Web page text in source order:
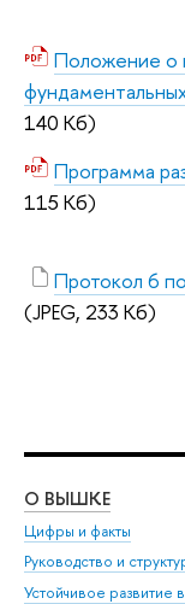
Положение о
140 Кб)
Программа
115 Кб)
Протокол 6
(JPEG, 233 Кб)
О ВЫШКЕ
Цифры и факты
Руководство и
Устойчивое